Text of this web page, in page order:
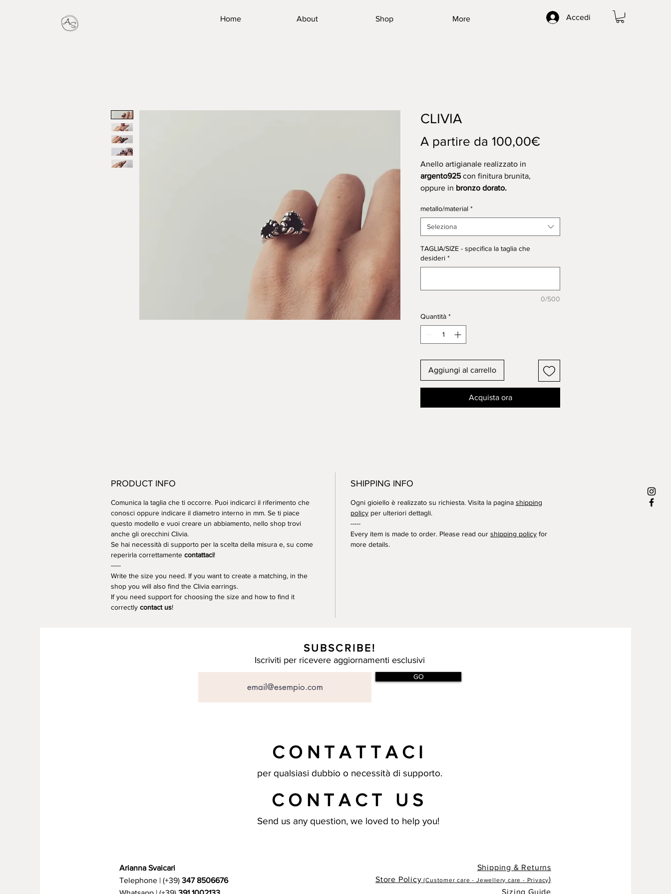
Accedi
Home About Shop More
CLIVIA
A partire da 100,00€Prezzo
Anello artigianale realizzato in
argento925con finitura brunita,
oppure in bronzo dorato.
Artisanal ring made in
burnished finish or made in
metallo/material *
Seleziona
TAGLIA/SIZE - specifica la taglia che
desideri *
0/500
Quantità *
Aggiungi al carrello
Acquista ora
PRODUCT INFO
Comunica la taglia che ti occorre. Puoi indicarci il riferimento che
conosci oppure indicare il diametro interno in mm. Se ti piace
questo modello e vuoi creare un abbiamento, nello shop trovi
anche gli orecchini Clivia.
Se hai necessità di supporto per la scelta della misura e, su come
reperirla correttamente contattaci!
-----
Write the size you need. If you want to create a matching, in the
shop you will also find the Clivia earrings.
If you need support for choosing the size and how to find it
correctly contact us!
SHIPPING INFO
Ogni gioiello è realizzato su richiesta. Visita la pagina shipping
policy per ulteriori dettagli.
-----
Every item is made to order. Please read our shipping policy for
more details.
CONTATTACI
per qualsiasi dubbio o necessità di supporto.
CONTACT US
Send us any question, we loved to help you!
Arianna Svaicari
Telephone | (+39) 347 8506676
Shipping & Returns
Store Policy (Customer care - Jewellery care - Privacy)
Sizing Guide
SUBSCRIBE!
Iscriviti per ricevere aggiornamenti esclusivi
GO